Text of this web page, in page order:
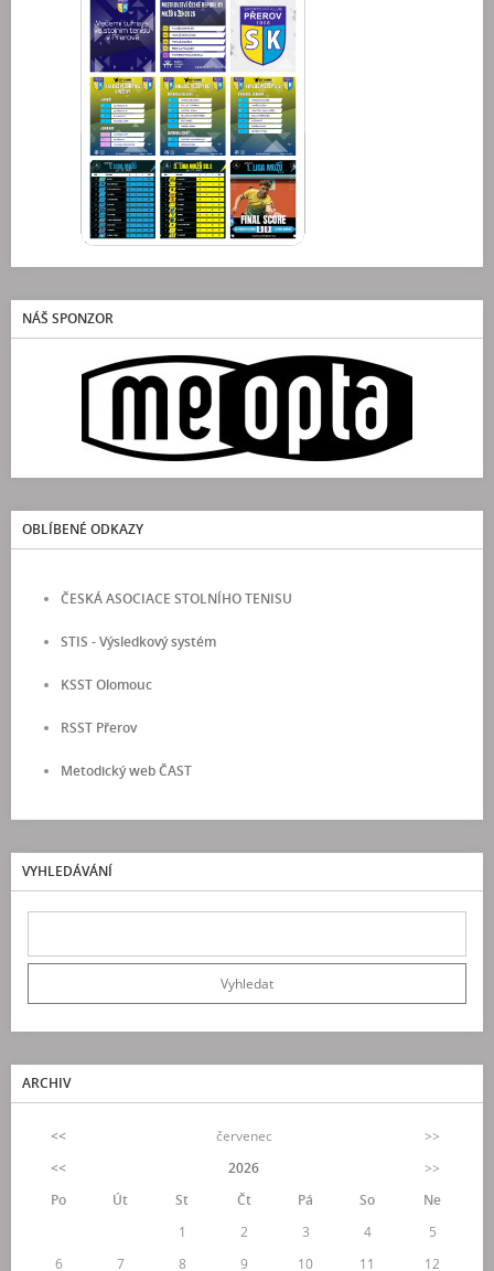
NÁŠ SPONZOR
OBLÍBENÉ ODKAZY
ČESKÁ ASOCIACE STOLNÍHO TENISU
STIS - Výsledkový systém
KSST Olomouc
RSST Přerov
Metodický web ČAST
VYHLEDÁVÁNÍ
ARCHIV
<< červenec
>>
<<
2026
>>
Po
Út St Čt Pá So
Ne
1
2 3 4
5
6
7 8 9 10 11 12